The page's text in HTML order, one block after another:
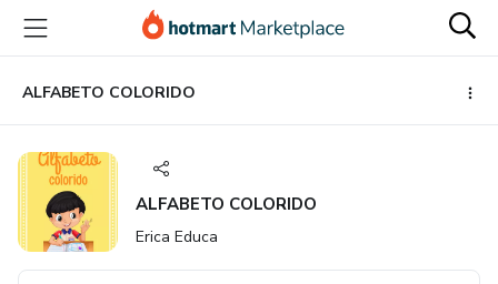
para
conteúdo
principal
para
pagamento
para
rodapé
ALFABETO COLORIDO
ALFABETO COLORIDO
Erica Educa